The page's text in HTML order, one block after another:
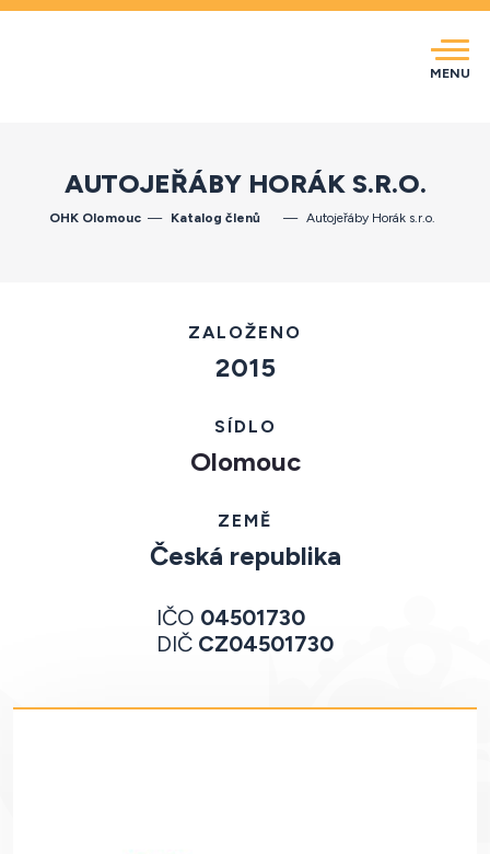
MENU
AUTOJEŘÁBY HORÁK S.R.O.
OHK Olomouc Katalog členů Autojeřáby Horák s.r.o.
ZALOŽENO
2015
SÍDLO
Olomouc
ZEMĚ
Česká republika
IČO 04501730
DIČ CZ04501730